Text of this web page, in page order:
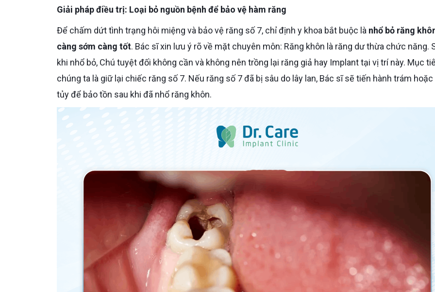
Giải pháp điều trị: Loại bỏ nguồn bệnh để bảo vệ hàm răng
Để chấm dứt tình trạng hôi miệng và bảo vệ răng số 7, chỉ định y khoa bắt buộc là nhổ bỏ răng
càng sớm càng tốt. Bác sĩ xin lưu ý rõ về mặt chuyên môn: Răng khôn là răng dư thừa chức năng.
khi nhổ bỏ, Chú tuyệt đối không cần và không nên trồng lại răng giả hay Implant tại vị trí này. Mục
chúng ta là giữ lại chiếc răng số 7. Nếu răng số 7 đã bị sâu do lây lan, Bác sĩ sẽ tiến hành trám
tủy để bảo tồn sau khi đã nhổ răng khôn.